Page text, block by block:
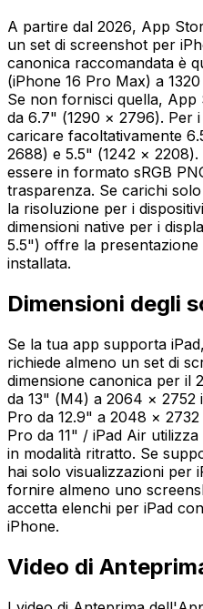
A partire dal 2026, App
un set di screenshot per
canonica raccomandata è
(iPhone 16 Pro Max) a
Se non fornisci quella, App
da 6.7" (1290 × 2796). Per
caricare facoltativamente
2688) e 5.5" (1242 ×
essere in formato sRGB
trasparenza. Se carichi
la risoluzione per i
dimensioni native per i
5.5") offre la presentazione
installata.
Dimensioni degli
Se la tua app supporta
richiede almeno un set di
dimensione canonica per il
da 13" (M4) a 2064 × 2752
Pro da 12.9" a 2048 ×
Pro da 11" / iPad Air
in modalità ritratto. Se
hai solo visualizzazioni per
fornire almeno uno
accetta elenchi per iPad
iPhone.
Video di